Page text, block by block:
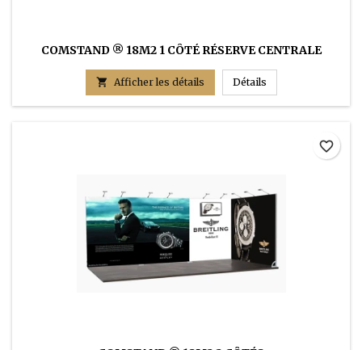
COMSTAND ® 18M2 1 CÔTÉ RÉSERVE CENTRALE
 Afficher les détails DétailsCOMSTAND ®
favorite_border